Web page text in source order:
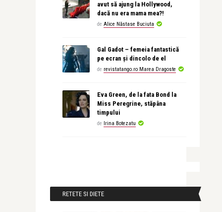
avut să ajung la Hollywood,
dacă nu era mama mea?!
de Alice Năstase Buciuta
Gal Gadot – femeia fantastică
pe ecran și dincolo de el
de revistatango.ro Marea Dragoste
Eva Green, de la fata Bond la
Miss Peregrine, stăpâna
timpului
de Irina Botezatu
RETETE SI DIETE